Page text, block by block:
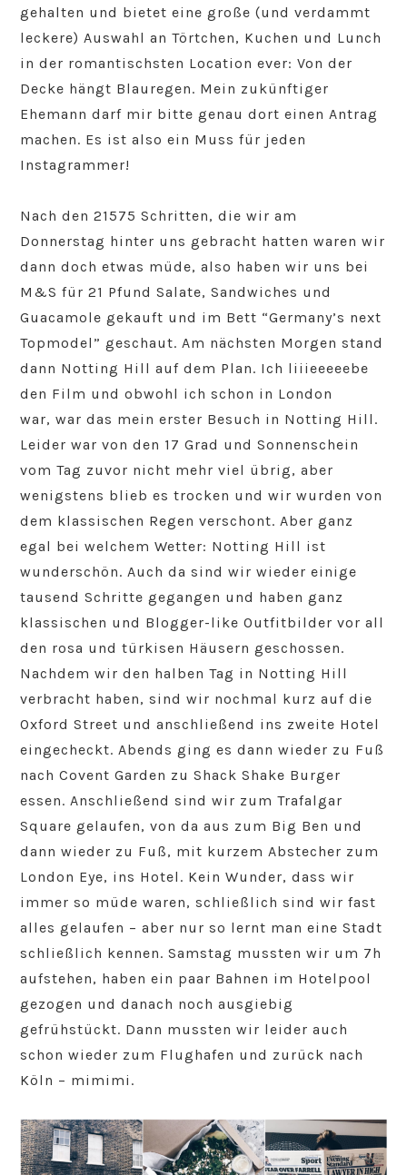
gehalten und bietet eine große (und verdammt
leckere) Auswahl an Törtchen, Kuchen und Lunch
in der romantischsten Location ever: Von der
Decke hängt Blauregen. Mein zukünftiger
Ehemann darf mir bitte genau dort einen Antrag
machen. Es ist also ein Muss für jeden
Instagrammer!
Nach den 21575 Schritten, die wir am
Donnerstag hinter uns gebracht hatten waren wir
dann doch etwas müde, also haben wir uns bei
M&S für 21 Pfund Salate, Sandwiches und
Guacamole gekauft und im Bett “Germany’s next
Topmodel” geschaut. Am nächsten Morgen stand
dann Notting Hill auf dem Plan. Ich liiieeeeebe
den Film und obwohl ich schon in London
war, war das mein erster Besuch in Notting Hill.
Leider war von den 17 Grad und Sonnenschein
vom Tag zuvor nicht mehr viel übrig, aber
wenigstens blieb es trocken und wir wurden von
dem klassischen Regen verschont. Aber ganz
egal bei welchem Wetter: Notting Hill ist
wunderschön. Auch da sind wir wieder einige
tausend Schritte gegangen und haben ganz
klassischen und Blogger-like Outfitbilder vor all
den rosa und türkisen Häusern geschossen.
Nachdem wir den halben Tag in Notting Hill
verbracht haben, sind wir nochmal kurz auf die
Oxford Street und anschließend ins zweite Hotel
eingecheckt. Abends ging es dann wieder zu Fuß
nach Covent Garden zu Shack Shake Burger
essen. Anschließend sind wir zum Trafalgar
Square gelaufen, von da aus zum Big Ben und
dann wieder zu Fuß, mit kurzem Abstecher zum
London Eye, ins Hotel. Kein Wunder, dass wir
immer so müde waren, schließlich sind wir fast
alles gelaufen – aber nur so lernt man eine Stadt
schließlich kennen. Samstag mussten wir um 7h
aufstehen, haben ein paar Bahnen im Hotelpool
gezogen und danach noch ausgiebig
gefrühstückt. Dann mussten wir leider auch
schon wieder zum Flughafen und zurück nach
Köln – mimimi.